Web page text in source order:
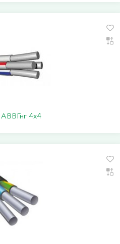
4х4